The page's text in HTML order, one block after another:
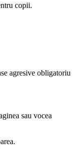
copii.
agresive obligatoriu
sau vocea